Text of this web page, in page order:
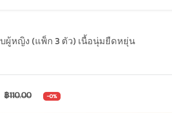
บผู้หญิง (แพ็ก 3 ตัว) เนื้อนุ่มยืดหยุ่น
฿110.00 -0%